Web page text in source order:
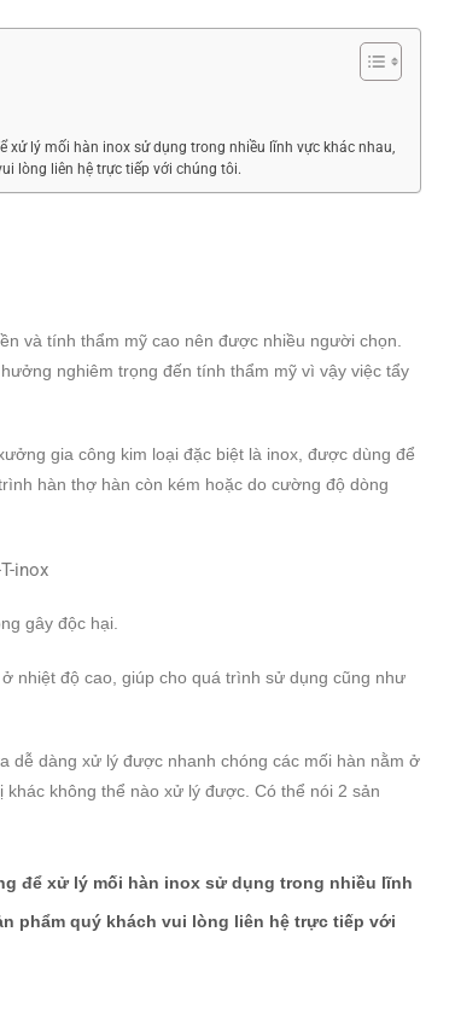
lý mối hàn inox sử dụng trong nhiều lĩnh vực khác nhau,
lòng liên hệ trực tiếp với chúng tôi.
và tính thẩm mỹ cao nên được nhiều người chọn.
nghiêm trọng đến tính thẩm mỹ vì vậy việc tẩy
gia công kim loại đặc biệt là inox, được dùng để
hàn thợ hàn còn kém hoặc do cường độ dòng
gây độc hại.
nhiệt độ cao, giúp cho quá trình sử dụng cũng như
dễ dàng xử lý được nhanh chóng các mối hàn nằm ở
không thể nào xử lý được. Có thể nói 2 sản
để xử lý mối hàn inox sử dụng trong nhiều lĩnh
phẩm quý khách vui lòng liên hệ trực tiếp với